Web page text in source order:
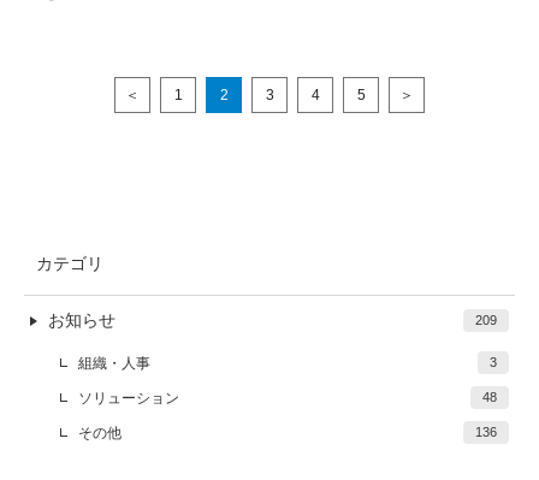
＜ 1 2 3 4 5 ＞
カテゴリ
お知らせ 209
組織・人事 3
ソリューション 48
その他 136